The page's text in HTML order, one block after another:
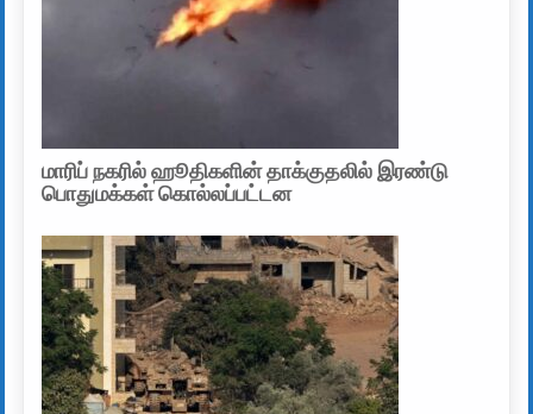
மாரிப் நகரில் ஹூதிகளின் தாக்குதலில் இரண்டு
பொதுமக்கள் கொல்லப்பட்டன